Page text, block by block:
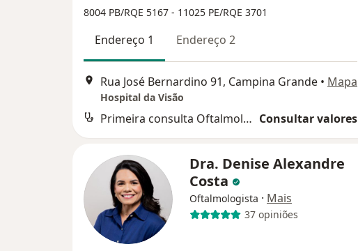
8004 PB/RQE 5167 - 11025 PE/RQE 3701
Endereço 1 Endereço 2
Rua José Bernardino 91, Campina Grande • Mapa
Hospital da Visão
Primeira consulta Oftalmologia Consultar valores
Dra. Denise Alexandre
Costa
Oftalmologista · Mais
37 opiniões